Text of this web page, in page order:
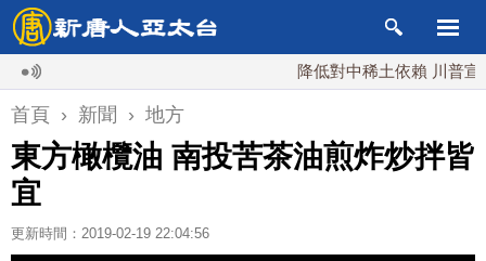
降低對中稀土依賴 川普宣布礦業
首頁 › 新聞 › 地方
東方橄欖油 南投苦茶油煎炸炒拌皆
宜
更新時間：2019-02-19 22:04:56